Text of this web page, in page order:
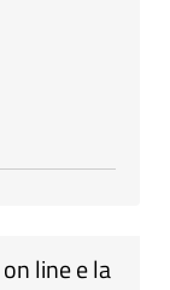
line e la